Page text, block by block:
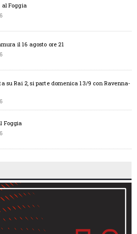
Foggia
il 16 agosto ore 21
su Rai 2, si parte domenica 13/9 con Ravenna-
Foggia